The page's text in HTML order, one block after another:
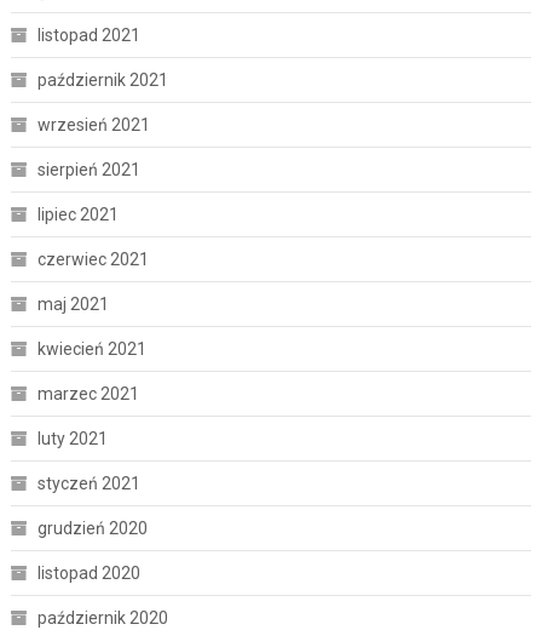
listopad 2021
październik 2021
wrzesień 2021
sierpień 2021
lipiec 2021
czerwiec 2021
maj 2021
kwiecień 2021
marzec 2021
luty 2021
styczeń 2021
grudzień 2020
listopad 2020
październik 2020